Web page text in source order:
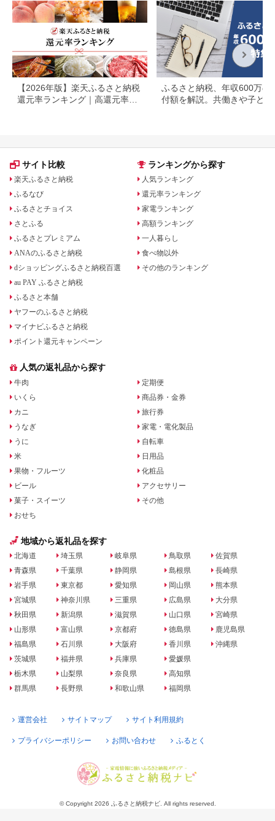
【2026年版】楽天ふるさと納税
還元率ランキング｜高還元率返
ふるさと納税、年収600万の
付額を解説。共働きや子ども
サイト比較
楽天ふるさと納税
ふるなび
ふるさとチョイス
さとふる
ふるさとプレミアム
ANAのふるさと納税
dショッピングふるさと納税百選
au PAY ふるさと納税
ふるさと本舗
ヤフーのふるさと納税
マイナビふるさと納税
ポイント還元キャンペーン
ランキングから探す
人気ランキング
還元率ランキング
家電ランキング
高額ランキング
一人暮らし
食べ物以外
その他のランキング
人気の返礼品から探す
牛肉
いくら
カニ
うなぎ
うに
米
果物・フルーツ
ビール
菓子・スイーツ
おせち
定期便
商品券・金券
旅行券
家電・電化製品
自転車
日用品
化粧品
アクセサリー
その他
地域から返礼品を探す
北海道
青森県
岩手県
宮城県
秋田県
山形県
福島県
茨城県
栃木県
群馬県
埼玉県
千葉県
東京都
神奈川県
新潟県
富山県
石川県
福井県
山梨県
長野県
岐阜県
静岡県
愛知県
三重県
滋賀県
京都府
大阪府
兵庫県
奈良県
和歌山県
鳥取県
島根県
岡山県
広島県
山口県
徳島県
香川県
愛媛県
高知県
福岡県
佐賀県
長崎県
熊本県
大分県
宮崎県
鹿児島県
沖縄県
運営会社 サイトマップ サイト利用規約
プライバシーポリシー お問い合わせ ふるとく
© Copyright 2026 ふるさと納税ナビ. All rights reserved.